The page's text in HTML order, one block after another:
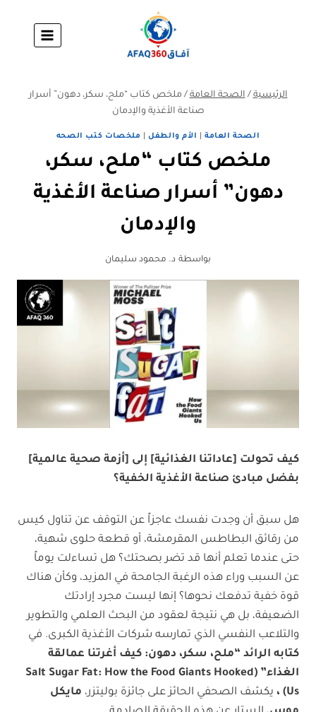
الرئيسية / الصحة العامة / ملخص كتاب “ملح، سكر، دهون” أسرار
صناعة الأغذية والإدمان
الصحة العامة الأم والطفل| ملخصات كتب الصحه
ملخص كتاب “ملح، سكر،
دهون” أسرار صناعة الأغذية
والإدمان
بواسطة د. محمود سليمان
كيف تحولت [عاداتنا الغذائية] إلى [أزمة صحية عالمية]
بفضل مبادئ صناعة الأغذية الخفية؟
هل سبق أن وجدت نفسك عاجزاً عن التوقف عن تناول كيس
من رقائق البطاطس المقرمشة، أو قطعة حلوى شهية،
حتى عندما تعلم أنها قد تضر بصحتك؟ هل تساءلت يوماً
عن السبب وراء هذه الرغبة الجامحة في المزيد، وكأن هناك
قوة خفية تدفعك نحوها؟ إنها ليست مجرد إرادتك
الضعيفة، بل هي نتيجة لعقود من البحث العلمي والتطوير
والتلاعب النفسي الذي تمارسه شركات الأغذية الكبرى. في
كتابه الرائد “ملح، سكر، دهون: كيف أغرتنا عمالقة
الغذاء” (Salt Sugar Fat: How the Food Giants Hooked
Us) ،
يكشف الصحفي الحائز على جائزة بوليتزر، مايكل